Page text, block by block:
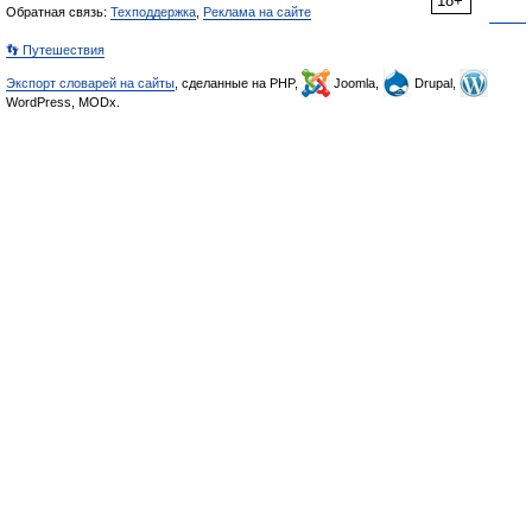
Обратная связь: Техподдержка Реклама на сайте
👣 Путешествия
Экспорт словарей на сайты , сделанные на PHP, Joomla,
Drupal,
WordPress, MODx.